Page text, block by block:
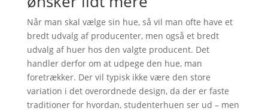
Når man skal vælge sin hue, så vil man ofte have et
bredt udvalg af producenter, men også et bredt
udvalg af huer hos den valgte producent. Det
handler derfor om at udpege den hue, man
foretrækker. Der vil typisk ikke være den store
variation i det overordnede design, da der er faste
traditioner for hvordan, studenterhuen ser ud – men